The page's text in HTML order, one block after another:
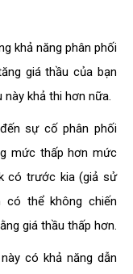
khả năng phân phối
giá thầu của bạn
khả thi hơn nữa.
sự cố phân phối
mức thấp hơn mức
có trước kia (giả sử
có thể không chiến
giá thầu thấp hơn.
có khả năng dẫn